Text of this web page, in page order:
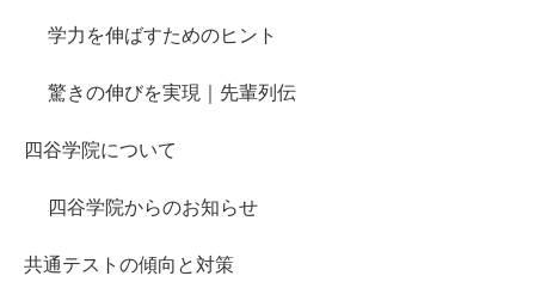
学力を伸ばすためのヒント
驚きの伸びを実現｜先輩列伝
四谷学院について
四谷学院からのお知らせ
共通テストの傾向と対策